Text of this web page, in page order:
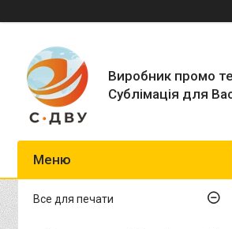
Виробник промо
Сублімація для
Все для печати